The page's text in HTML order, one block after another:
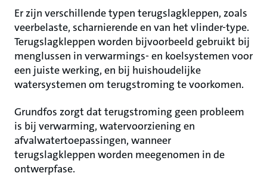
Er zijn verschillende typen terugslagkleppen, zoals
veerbelaste, scharnierende en van het vlinder-type.
Terugslagkleppen worden bijvoorbeeld gebruikt bij
menglussen in verwarmings- en koelsystemen voor
een juiste werking, en bij huishoudelijke
watersystemen om terugstroming te voorkomen.
Grundfos zorgt dat terugstroming geen probleem
is bij verwarming, watervoorziening en
afvalwatertoepassingen, wanneer
terugslagkleppen worden meegenomen in de
ontwerpfase.